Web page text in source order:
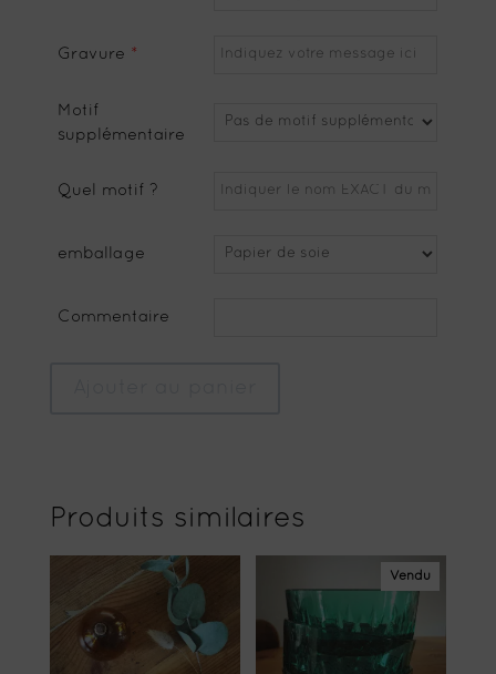
Gravure *
Motif
supplémentaire
Quel motif ?
emballage
Commentaire
Produits similaires
Vendu